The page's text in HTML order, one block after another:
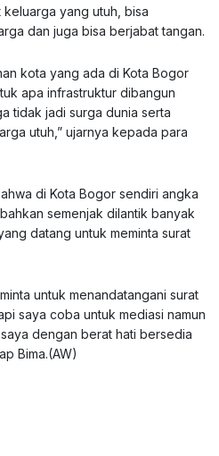
yang utuh, bisa
dan juga bisa berjabat tangan.
kota yang ada di Kota Bogor
apa infrastruktur dibangun
tidak jadi surga dunia serta
utuh,” ujarnya kepada para
di Kota Bogor sendiri angka
semenjak dilantik banyak
datang untuk meminta surat
untuk menandatangani surat
saya coba untuk mediasi namun
dengan berat hati bersedia
Bima.(AW)